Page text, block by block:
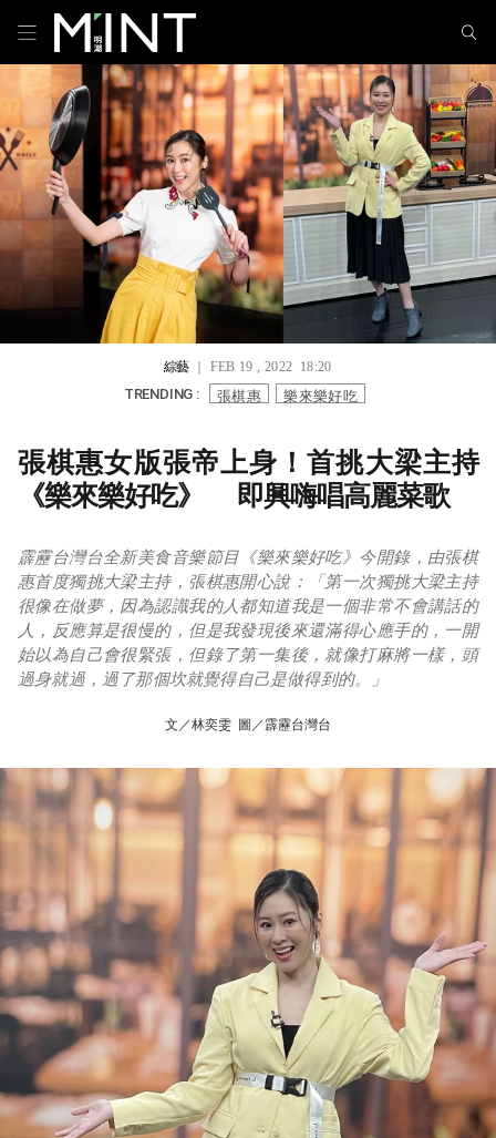
綜藝｜ FEB 19 , 2022 18:20
TRENDING : 張棋惠 樂來樂好吃
張棋惠女版張帝上身！首挑大梁主持
《樂來樂好吃》 即興嗨唱高麗菜歌
霹靂台灣台全新美食音樂節目《樂來樂好吃》今開錄，由張棋
惠首度獨挑大梁主持，張棋惠開心說：「第一次獨挑大梁主持
很像在做夢，因為認識我的人都知道我是一個非常不會講話的
人，反應算是很慢的，但是我發現後來還滿得心應手的，一開
始以為自己會很緊張，但錄了第一集後，就像打麻將一樣，頭
過身就過，過了那個坎就覺得自己是做得到的。」
文／林奕雯 圖／霹靂台灣台